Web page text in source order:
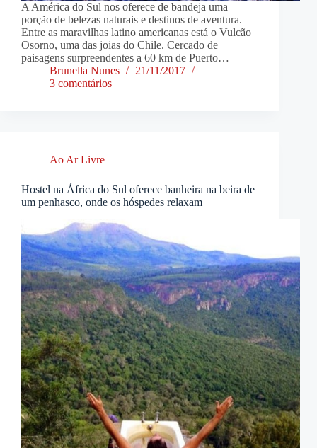
A América do Sul nos oferece de bandeja uma
porção de belezas naturais e destinos de aventura.
Entre as maravilhas latino americanas está o Vulcão
Osorno, uma das joias do Chile. Cercado de
paisagens surpreendentes a 60 km de Puerto…
Brunella Nunes
21/11/2017
3 comentários
Ao Ar Livre
Hostel na África do Sul oferece banheira na beira de
um penhasco, onde os hóspedes relaxam